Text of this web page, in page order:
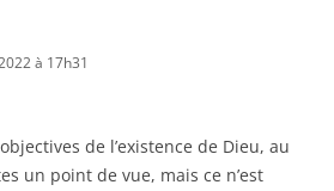
à 17h31
de l’existence de Dieu, au
un point de vue, mais ce n’est